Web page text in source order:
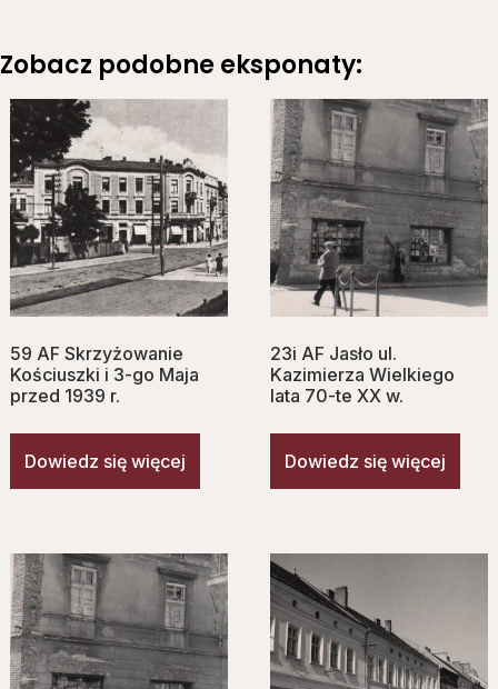
Zobacz podobne eksponaty:
59 AF Skrzyżowanie
Kościuszki i 3-go Maja
przed 1939 r.
Dowiedz się więcej
23i AF Jasło ul.
Kazimierza Wielkiego
lata 70-te XX w.
Dowiedz się więcej